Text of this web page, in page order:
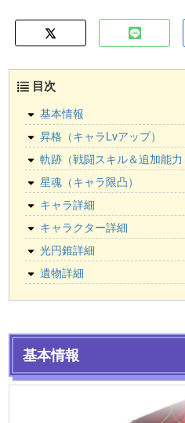
目次
基本情報
昇格（キャラLvアップ）
軌跡（戦闘スキル＆追加能力
星魂（キャラ限凸）
キャラ詳細
キャラクター詳細
光円錐詳細
遺物詳細
基本情報